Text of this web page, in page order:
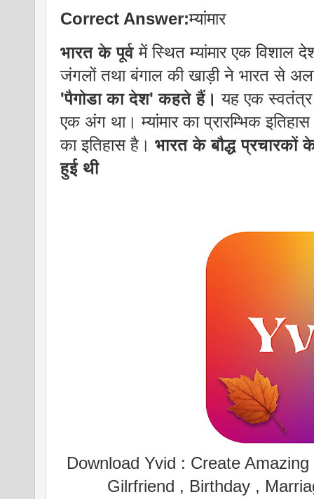
Correct Answer:म्यांमार
भारत के पूर्वमें स्थित म्यांमार एक
जंगलों तथा बंगाल की खाड़ी ने भारत से
'पैगोडा का देश' कहते हैं।यह एक स्वतंत्र
एक अंग था। म्यांमार का प्रारम्भिक
का इतिहास है। भारत के बौद्ध प्रचारकों
हुई थी
Download Yvid : Create
Gilrfriend , Birthday ,